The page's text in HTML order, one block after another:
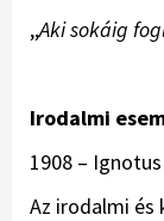
,,Aki sokáig
Irodalmi
1908 –
Az irodalmi és